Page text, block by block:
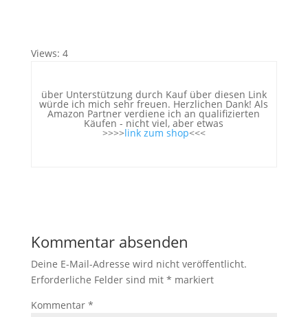
Views: 4
über Unterstützung durch Kauf über diesen Link
würde ich mich sehr freuen. Herzlichen Dank! Als
Amazon Partner verdiene ich an qualifizierten
Käufen - nicht viel, aber etwas
>>>>link zum shop<<<
Kommentar absenden
Deine E-Mail-Adresse wird nicht veröffentlicht.
Erforderliche Felder sind mit * markiert
Kommentar *